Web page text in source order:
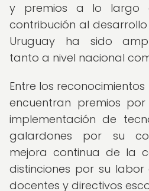
y premios a lo largo
contribución al
Uruguay ha sido
tanto a nivel nacional
Entre los
encuentran premios
implementación de
galardones por su
mejora continua de la
distinciones por su
docentes y directivos